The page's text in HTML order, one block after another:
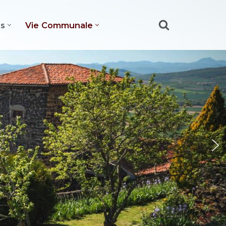
Vie Communale